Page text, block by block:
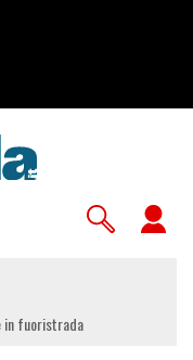
in fuoristrada